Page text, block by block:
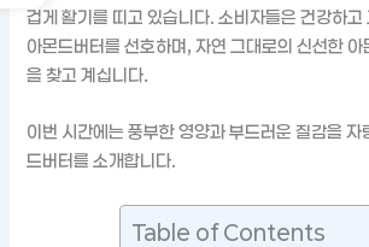
겁게 활기를 띠고 있습니다. 소비자들은 건강하고
아몬드버터를 선호하며, 자연 그대로의 신선한
을 찾고 계십니다.
이번 시간에는 풍부한 영양과 부드러운 질감을 자
드버터를 소개합니다.
Table of Contents